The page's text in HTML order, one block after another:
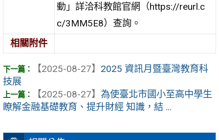
動」詳洽科教館官網（https://reurl.c
c/3MM5E8）查詢。
相關附件
【2025-08-27】 2025 資訊月暨臺灣教育科
技展
【2025-08-27】 為使臺北市國小至高中學生
瞭解金融基礎教育、提升財經 知識，結 ...